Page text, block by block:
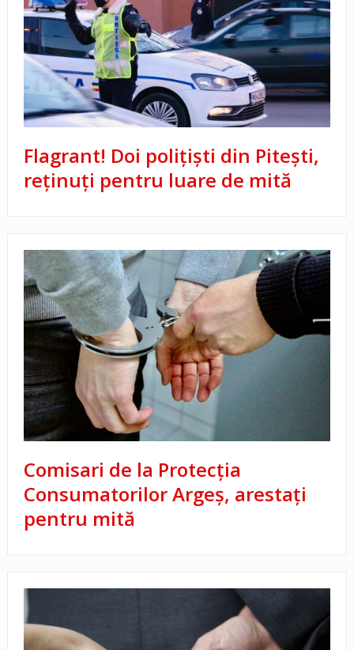
Flagrant! Doi polițiști din Pitești,
reținuți pentru luare de mită
Comisari de la Protecţia
Consumatorilor Argeş, arestați
pentru mită